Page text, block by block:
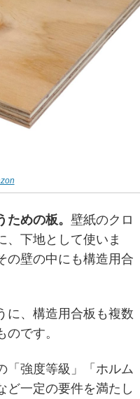
めの板。 壁紙のクロ
、下地として使いま
の壁の中にも構造用合
に、構造用合板も複数
です。
「強度等級」「ホルム
ど一定の要件を満たし